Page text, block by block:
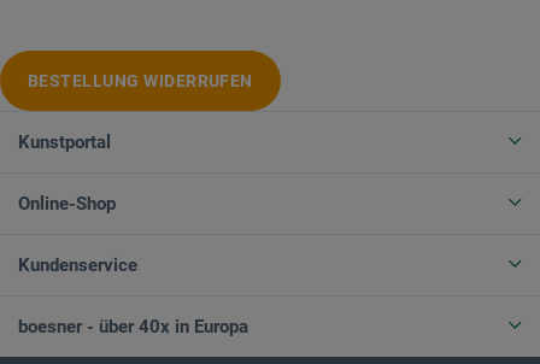
BESTELLUNG WIDERRUFEN
Kunstportal
Online-Shop
Kundenservice
boesner - über 40x in Europa